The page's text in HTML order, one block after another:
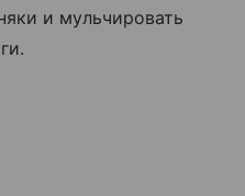
и мульчировать